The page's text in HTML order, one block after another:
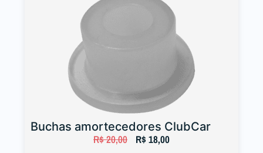
Buchas amortecedores ClubCar
R$20,00 R$ 18,00